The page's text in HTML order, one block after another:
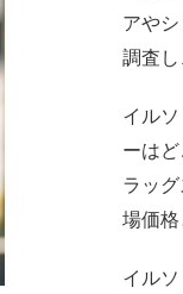
アや
調査し
イル
ーは
ラッ
場価格
イル